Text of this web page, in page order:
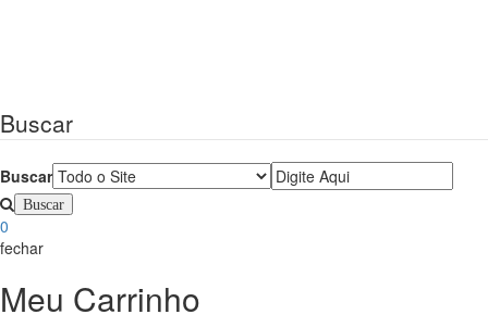
Buscar
Buscar
0
fechar
Meu Carrinho